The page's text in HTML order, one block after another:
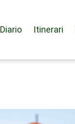
Diario Itinerari